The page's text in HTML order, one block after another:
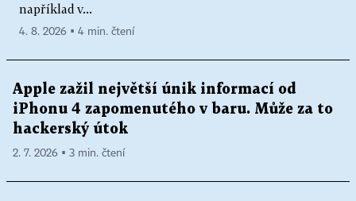
například v...
4. 8. 2026 ▪ 4 min. čtení
Apple zažil největší únik informací od
iPhonu 4 zapomenutého v baru. Může za to
hackerský útok
2. 7. 2026 ▪ 3 min. čtení